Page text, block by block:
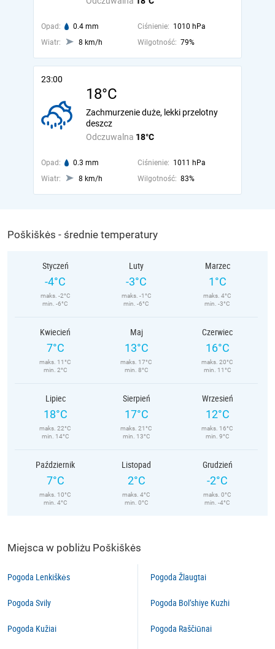
Opad: 0.4 mm Ciśnienie: 1010 hPa
Wiatr:
8 km/h Wilgotność: 79%
23:00
18°C
Odczuwalna 18°C
Zachmurzenie duże, lekki przelotny
deszcz
Opad: 0.3 mm Ciśnienie: 1011 hPa
Wiatr:
8 km/h Wilgotność: 83%
Poškiškės - średnie temperatury
Styczeń
-4°C
maks. -2°C
min. -6°C
Luty
-3°C
maks. -1°C
min. -6°C
Marzec
1°C
maks. 4°C
min. -3°C
Kwiecień
7°C
maks. 11°C
min. 2°C
Maj
13°C
maks. 17°C
min. 8°C
Czerwiec
16°C
maks. 20°C
min. 11°C
Lipiec
18°C
maks. 22°C
min. 14°C
Sierpień
17°C
maks. 21°C
min. 13°C
Wrzesień
12°C
maks. 16°C
min. 9°C
Październik
7°C
maks. 10°C
min. 4°C
Listopad
2°C
maks. 4°C
min. 0°C
Grudzień
-2°C
maks. 0°C
min. -4°C
Miejsca w pobliżu Poškiškės
Pogoda Lenkiškės
Pogoda Svily
Pogoda Kužiai
Pogoda Žlaugtai
Pogoda Bol’shiye Kuzhi
Pogoda Raščiūnai